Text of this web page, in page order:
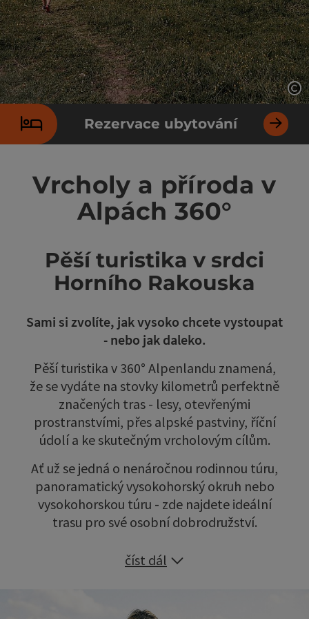
Rezervace ubytování
Vrcholy a příroda v
Alpách 360°
Pěší turistika v srdci
Horního Rakouska
Sami si zvolíte, jak vysoko chcete vystoupat
- nebo jak daleko.
Pěší turistika v 360° Alpenlandu znamená,
že se vydáte na stovky kilometrů perfektně
značených tras - lesy, otevřenými
prostranstvími, přes alpské pastviny, říční
údolí a ke skutečným vrcholovým cílům.
Ať už se jedná o nenáročnou rodinnou túru,
panoramatický vysokohorský okruh nebo
vysokohorskou túru - zde najdete ideální
trasu pro své osobní dobrodružství.
číst dál